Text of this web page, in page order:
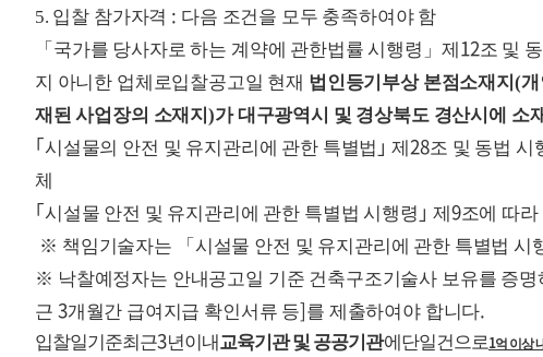
5. 입찰 참가자격 : 다음 조건을 모두 충족하여야 함
「 국가를 당사자로 하는 계약에 관한법률 시행령 」 제 12조 및
지 아니한 업체로입찰공고일 현재 법인등기부상 본점소재지 (개
재된 사업장의 소재지)가 대구광역시 및 경상북도 경산시에 소
｢ 시설물의 안전 및 유지관리에 관한 특별법 ｣제28조 및 동법 시
체
｢ 시설물 안전 및 유지관리에 관한 특별법 시행령 ｣ 제 9조에 따라
※ 책임기술자는 「 시설물 안전 및 유지관리에 관한 특별법 시
※ 낙찰예정자는 안내공고일 기준 건축구조기술사 보유를 증명
근 3개월간 급여지급 확인서류 등]를 제출하여야 합니다.
입찰일기준최근3년이내교육기관 및 공공기관에 단일건으로1억 이상